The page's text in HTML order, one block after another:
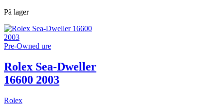
På lager
Pre-Owned ure
Rolex Sea-Dweller
16600 2003
Rolex